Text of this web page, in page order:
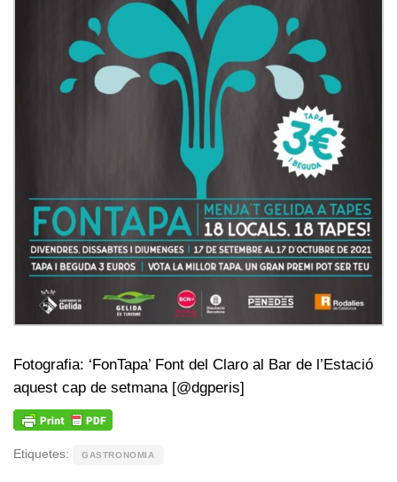
Fotografia: ‘FonTapa’ Font del Claro al Bar de l’Estació
aquest cap de setmana [@dgperis]
Etiquetes: GASTRONOMIA